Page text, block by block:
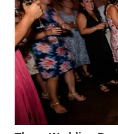
WN
SUBANG
WN
SUKABUMI
WN
PURWAKARTA